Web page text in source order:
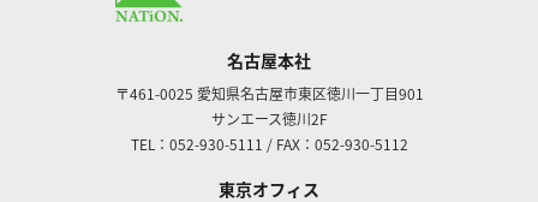
名古屋本社
〒461-0025 愛知県名古屋市東区徳川一丁目901
サンエース徳川2F
TEL：052-930-5111 / FAX：052-930-5112
東京オフィス